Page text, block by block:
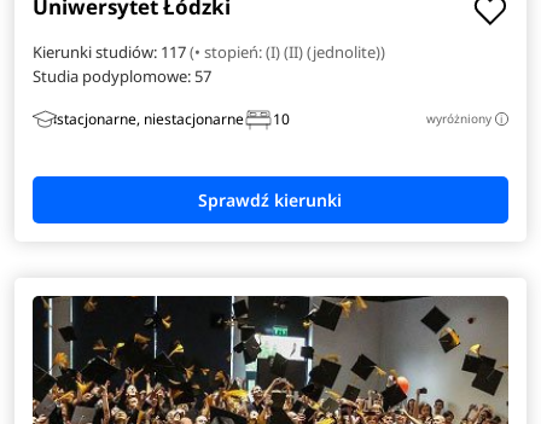
Weterynaria
Wzornictwo
Zarządzanie i prawo w biznesie
Uniwersytet Łódzki
Kierunki studiów: 117(• stopień: (I) (II) (jednolite))
Studia podyplomowe:57
stacjonarne, niestacjonarne 10 wyróżniony i